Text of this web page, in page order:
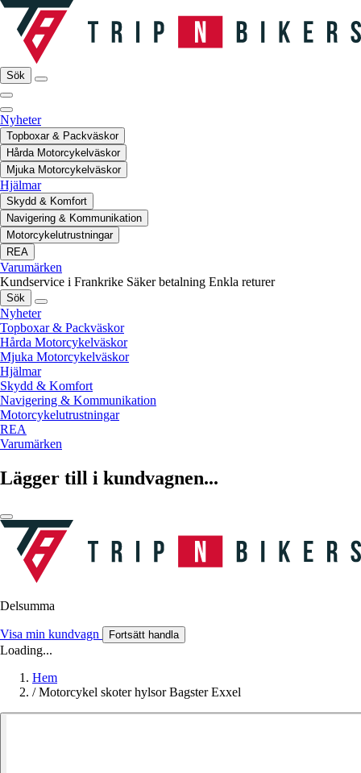
Sök
Nyheter
Topboxar & Packväskor
Hårda Motorcykelväskor
Mjuka Motorcykelväskor
Hjälmar
Skydd & Komfort
Navigering & Kommunikation
Motorcykelutrustningar
REA
Varumärken
Kundservice i Frankrike Säker betalning Enkla returer
Sök
Nyheter
Topboxar & Packväskor
Hårda Motorcykelväskor
Mjuka Motorcykelväskor
Hjälmar
Skydd & Komfort
Navigering & Kommunikation
Motorcykelutrustningar
REA
Varumärken
Lägger till i kundvagnen...
Delsumma
Visa min kundvagn Fortsätt handla
Loading...
Hem
/ Motorcykel skoter hylsor Bagster Exxel